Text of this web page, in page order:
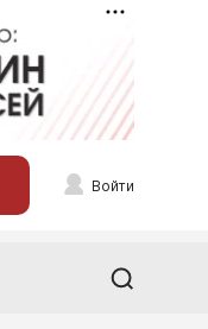
Войти